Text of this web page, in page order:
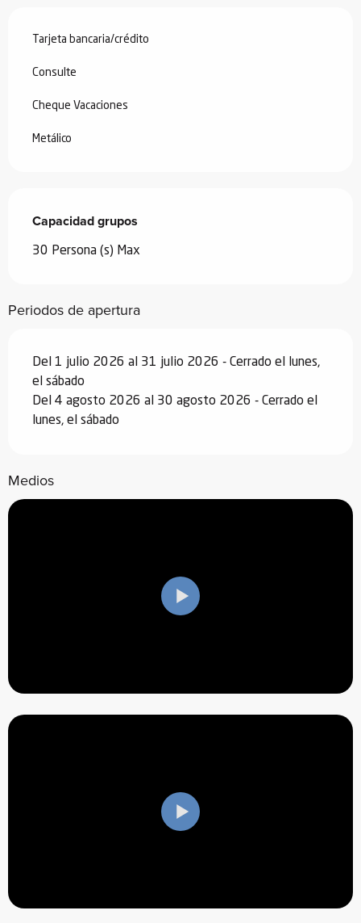
Tarjeta bancaria/crédito
Consulte
Cheque Vacaciones
Metálico
Capacidad grupos
Capacidad grupos
30 Persona (s) Max
Periodos de apertura
Del 1 julio 2026 al 31 julio 2026 - Cerrado el lunes,
el sábado
Del 4 agosto 2026 al 30 agosto 2026 - Cerrado el
lunes, el sábado
Medios